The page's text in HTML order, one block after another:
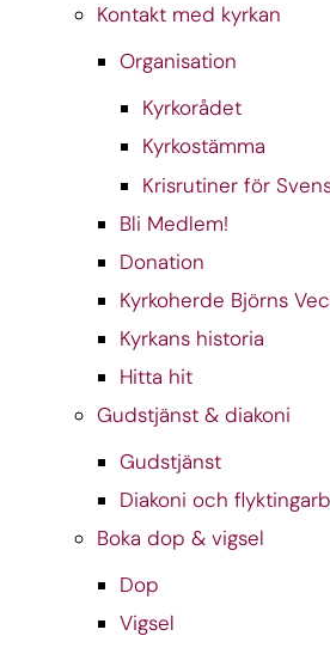
Kontakt med kyrkan
Organisation
Kyrkorådet
Kyrkostämma
Krisrutiner för
Bli Medlem!
Donation
Kyrkoherde Björns
Kyrkans historia
Hitta hit
Gudstjänst & diakoni
Gudstjänst
Diakoni och
Boka dop & vigsel
Dop
Vigsel